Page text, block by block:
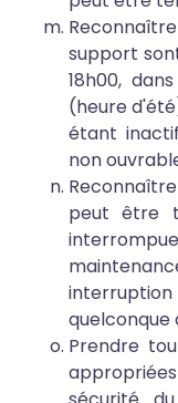
support
18h00,
(heure
étant
non
peut être
quelconque
Prendre